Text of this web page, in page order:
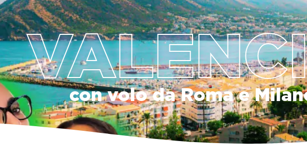
con volo da Roma e